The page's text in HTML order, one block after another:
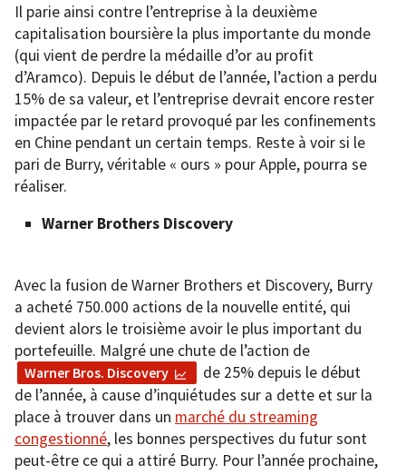
Il parie ainsi contre l’entreprise à la deuxième
capitalisation boursière la plus importante du monde
(qui vient de perdre la médaille d’or au profit
d’Aramco). Depuis le début de l’année, l’action a perdu
15% de sa valeur, et l’entreprise devrait encore rester
impactée par le retard provoqué par les confinements
en Chine pendant un certain temps. Reste à voir si le
pari de Burry, véritable « ours » pour Apple, pourra se
réaliser.
Warner Brothers Discovery
Avec la fusion de Warner Brothers et Discovery, Burry
a acheté 750.000 actions de la nouvelle entité, qui
devient alors le troisième avoir le plus important du
portefeuille. Malgré une chute de l’action de
Warner Bros. Discovery
de 25% depuis le début
de l’année, à cause d’inquiétudes sur a dette et sur la
place à trouver dans un marché du streaming
congestionné, les bonnes perspectives du futur sont
peut-être ce qui a attiré Burry. Pour l’année prochaine,